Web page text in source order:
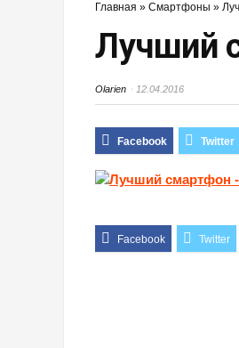
Главная » Смартфоны »
Лучший
Olarien 12.04.2016